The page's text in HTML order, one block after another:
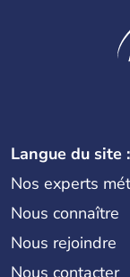
Langue du site
Nos experts
Nous connaître
Nous rejoindre